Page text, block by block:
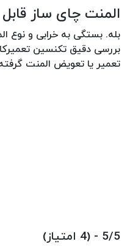
المنت چای ساز
بله. بستگی به خرابی و نوع
بررسی دقیق تکنسین
تعمیر یا تعویض المنت
5/5 - (4 امتیاز)